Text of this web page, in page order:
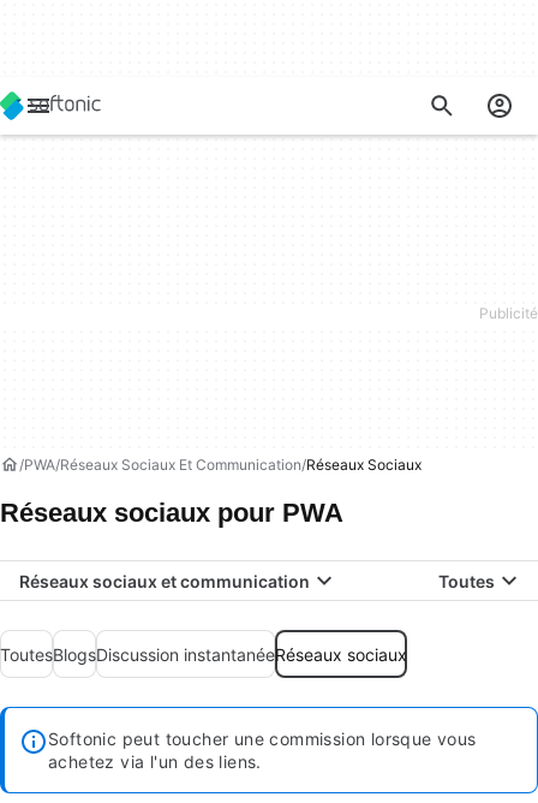
PWA Réseaux Sociaux Et Communication Réseaux Sociaux
Réseaux sociaux pour PWA
Réseaux sociaux et communication Toutes
ToutesBlogsDiscussion instantanéeRéseaux sociaux
Softonic peut toucher une commission lorsque vous
achetez via l'un des liens.